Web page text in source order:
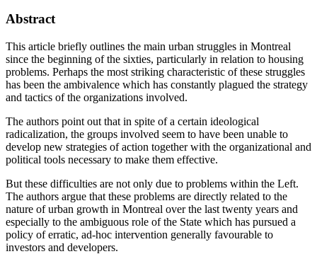
Abstract
This article briefly outlines the main urban struggles in Montreal
since the beginning of the sixties, particularly in relation to housing
problems. Perhaps the most striking characteristic of these struggles
has been the ambivalence which has constantly plagued the strategy
and tactics of the organizations involved.
The authors point out that in spite of a certain ideological
radicalization, the groups involved seem to have been unable to
develop new strategies of action together with the organizational and
political tools necessary to make them effective.
But these difficulties are not only due to problems within the Left.
The authors argue that these problems are directly related to the
nature of urban growth in Montreal over the last twenty years and
especially to the ambiguous role of the State which has pursued a
policy of erratic, ad-hoc intervention generally favourable to
investors and developers.